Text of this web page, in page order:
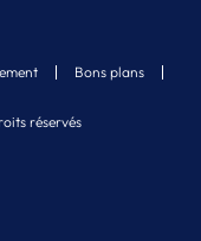
réservés
Bons plans